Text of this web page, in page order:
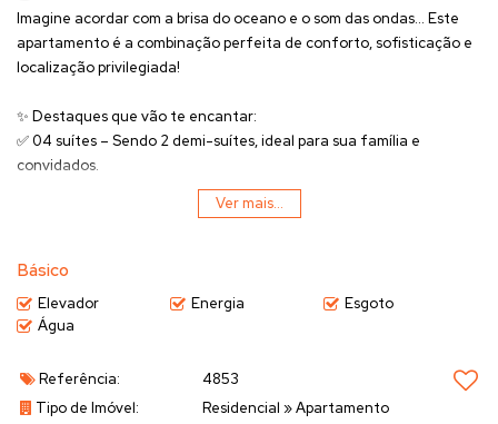
Imagine acordar com a brisa do oceano e o som das ondas… Este
apartamento é a combinação perfeita de conforto, sofisticação e
localização privilegiada!
✨ Destaques que vão te encantar:
✅04 suítes – Sendo 2 demi-suítes, ideal para sua família e
convidados.
Sacada com churrasqueira a carvão– Perfeita para reunir
amigos em momentos inesquecíveis.
dia a dia.
✅ Lavabo, área de serviço e cozinha
– Espaços pensados para o seu
conforto.
📍Apenas 120 metros da praia– Viva o melhor do litoral com o pé
na areia!
Ver mais...
Básico
Elevador Energia
Esgoto
Água
Referência:
4853
Tipo de Imóvel:
Residencial »Apartamento